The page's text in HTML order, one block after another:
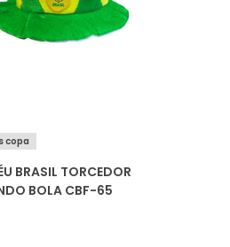
copa
BRASIL TORCEDOR
BOLA CBF-65